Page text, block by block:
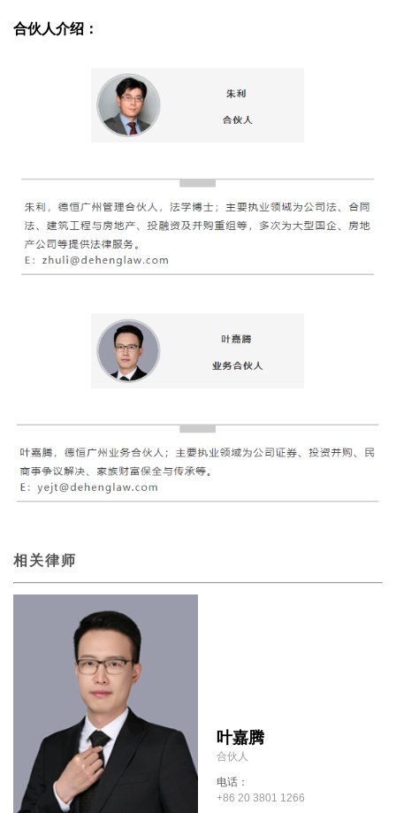
合伙人介绍：
相关律师
叶嘉腾
合伙人
电话：
+86 20 3801 1266